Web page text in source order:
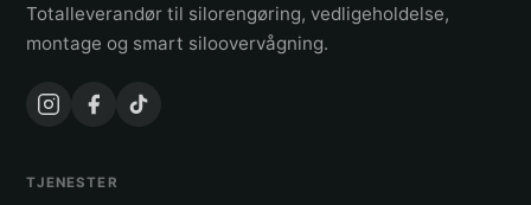
Totalleverandør til silorengøring, vedligeholdelse,
montage og smart siloovervågning.
TJENESTER